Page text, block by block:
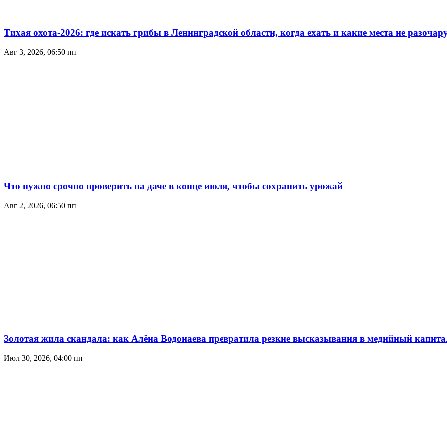
Тихая охота-2026: где искать грибы в Ленинградской области, когда ехать и какие места не
Авг 3, 2026, 06:50 пп
Что нужно срочно проверить на даче в конце июля, чтобы сохранить урожай
Авг 2, 2026, 06:50 пп
Золотая жила скандала: как Алёна Водонаева превратила резкие высказывания в медийный
Июл 30, 2026, 04:00 пп